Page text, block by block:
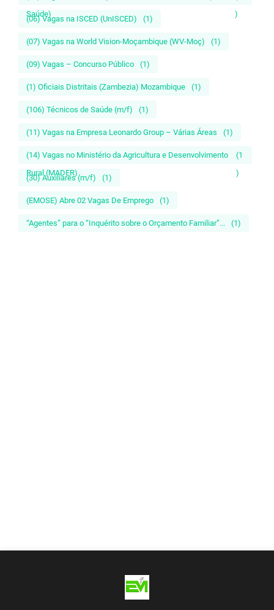
Saúde)
)
(06) Vagas na ISCED (UnISCED) (1)
(07) Vagas na World Vision-Moçambique (WV-Moç) (1)
(09) Vagas – Concurso Público (1)
(1) Oficiais Distritais (Zambezia) Mozambique (1)
(106) Técnicos de Saúde (m/f) (1)
(11) Vagas na Empresa Leonardo Group – Várias Áreas (1)
(14) Vagas no Ministério da Agricultura e Desenvolvimento
Rural (MADER)
(1
)
(30) Auxiliares (m/f) (1)
(EMOSE) Abre 02 Vagas De Emprego (1)
“Agentes” para o “Inquérito sobre o Orçamento Familiar”... (1)